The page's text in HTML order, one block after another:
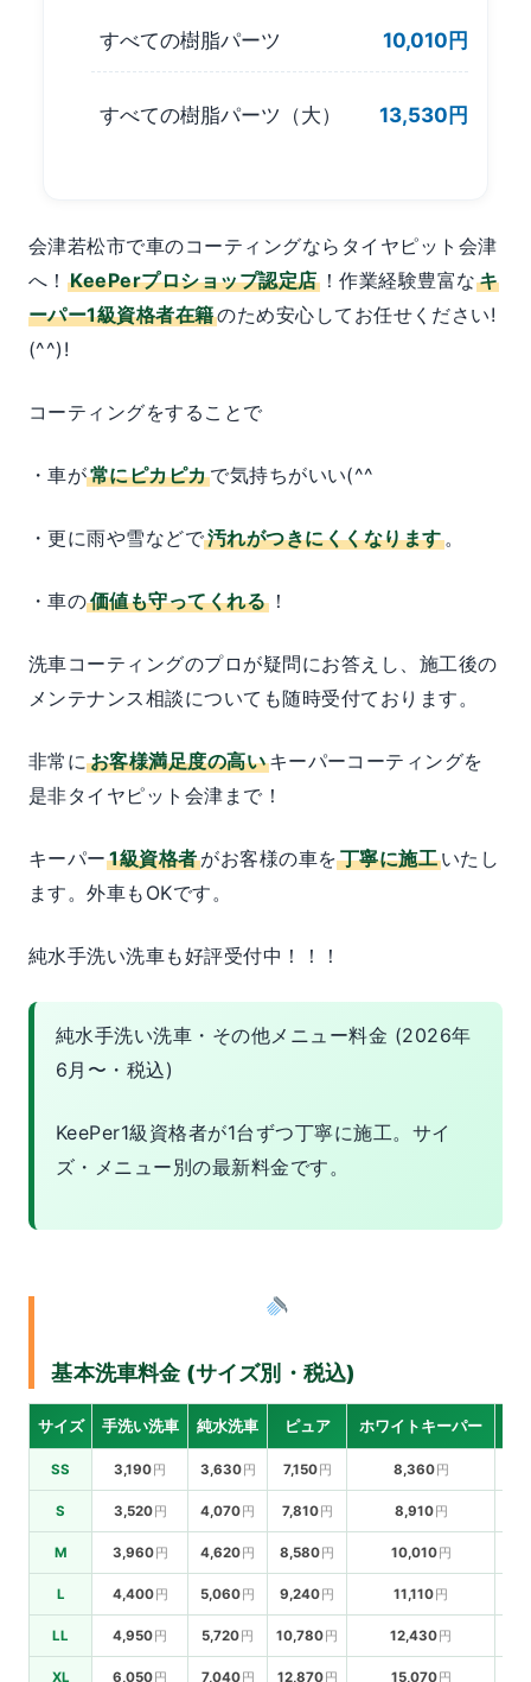
すべての樹脂パーツ 10,010円
すべての樹脂パーツ（大） 13,530円
会津若松市で車のコーティングならタイヤピット会津
へ！ KeePerプロショップ認定店！作業経験豊富な キ
ーパー1級資格者在籍のため安心してお任せください!
(^^)!
コーティングをすることで
・車が常にピカピカで気持ちがいい(^^
・更に雨や雪などで汚れがつきにくくなります。
・車の価値も守ってくれる！
洗車コーティングのプロが疑問にお答えし、施工後の
メンテナンス相談についても随時受付ております。
非常にお客様満足度の高いキーパーコーティングを
是非タイヤピット会津まで！
キーパー 1級資格者がお客様の車を丁寧に施工いたし
ます。外車もOKです。
純水手洗い洗車も好評受付中！！！
純水手洗い洗車・その他メニュー料金 (2026年
6月〜・税込)
KeePer1級資格者が1台ずつ丁寧に施工。サイ
ズ・メニュー別の最新料金です。
基本洗車料金 (サイズ別・税込)
サイズ 手洗い洗車 純水洗車 ピュア ホワイトキーパー
SS 3,190 3,630 7,150 8,360
S 3,520 4,070 7,810 8,910
M 3,960 4,620 8,580 10,010
L 4,400 5,060 9,240 11,110
LL 4,950 5,720 10,780 12,430
XL 6,050 7,040 12,870 15,070